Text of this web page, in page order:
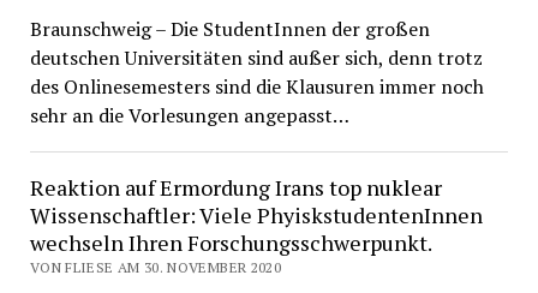
Braunschweig – Die StudentInnen der großen
deutschen Universitäten sind außer sich, denn trotz
des Onlinesemesters sind die Klausuren immer noch
sehr an die Vorlesungen angepasst…
Reaktion auf Ermordung Irans top nuklear
Wissenschaftler: Viele PhyiskstudentenInnen
wechseln Ihren Forschungsschwerpunkt.
VON FLIESE AM 30. NOVEMBER 2020